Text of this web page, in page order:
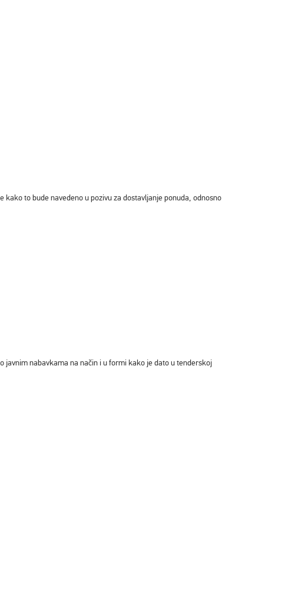
to bude navedeno u pozivu za dostavljanje ponuda, odnosno
javnim nabavkama na način i u formi kako je dato u tenderskoj